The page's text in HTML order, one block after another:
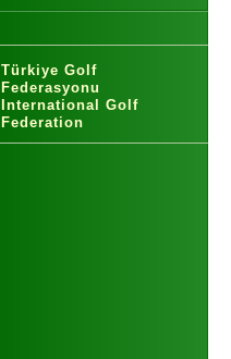
Türkiye Golf
Federasyonu
International Golf
Federation